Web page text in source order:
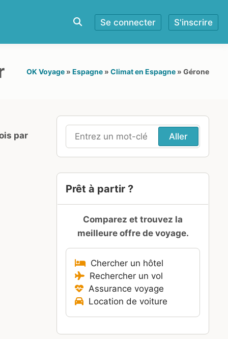
Se connecter S'inscrire
OK Voyage » Espagne » Climat en Espagne » Gérone
par
Recherche
pour
Prêt à partir ?
Comparez et trouvez la
meilleure offre de voyage.
Chercher un hôtel
Rechercher un vol
Assurance voyage
Location de voiture